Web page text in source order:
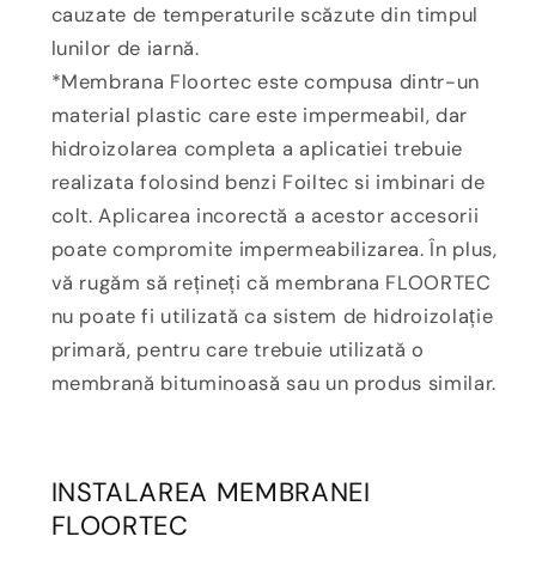
cauzate de temperaturile scăzute din timpul
lunilor de iarnă.
*Membrana Floortec este compusa dintr-un
material plastic care este impermeabil, dar
hidroizolarea completa a aplicatiei trebuie
realizata folosind benzi Foiltec si imbinari de
colt. Aplicarea incorectă a acestor accesorii
poate compromite impermeabilizarea. În plus,
vă rugăm să rețineți că membrana FLOORTEC
nu poate fi utilizată ca sistem de hidroizolație
primară, pentru care trebuie utilizată o
membrană bituminoasă sau un produs similar.
INSTALAREA MEMBRANEI
FLOORTEC